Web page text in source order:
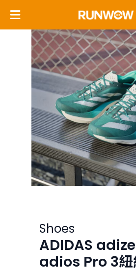
Shoes
ADIDAS
adios Pro 3紐